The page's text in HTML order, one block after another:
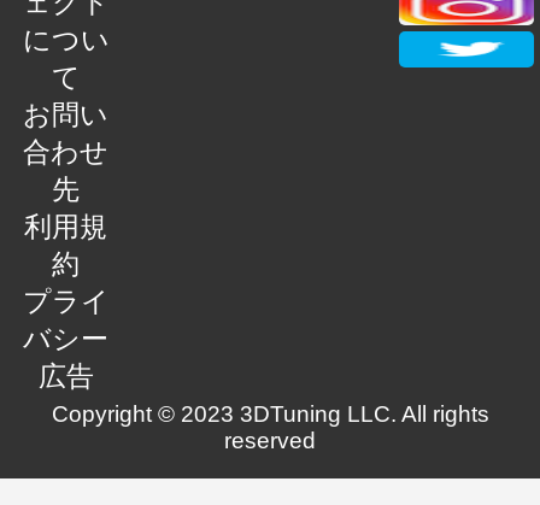
につい
て
お問い
合わせ
先
利用規
約
プライ
バシー
広告
Copyright © 2023 3DTuning LLC. All rights
reserved